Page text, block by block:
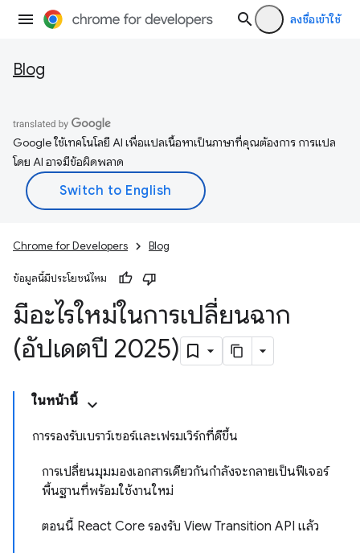
ลงชื่อเข้าใช้
Blog
Google ใช้เทคโนโลยี AI เพื่อแปลเนื้อหาเป็นภาษาที่คุณต้องการ การแปล
โดย AI อาจมีข้อผิดพลาด
Chrome for Developers Blog
ข้อมูลนี้มีประโยชน์ไหม
มีอะไรใหม่ในการเปลี่ยนฉาก
(อัปเดตปี 2025)
ในหน้านี้
การรองรับเบราว์เซอร์และเฟรมเวิร์กที่ดีขึ้น
การเปลี่ยนมุมมองเอกสารเดียวกันกำลังจะกลายเป็นฟีเจอร์
พื้นฐานที่พร้อมใช้งานใหม่
ตอนนี้ React Core รองรับ View Transition API แล้ว